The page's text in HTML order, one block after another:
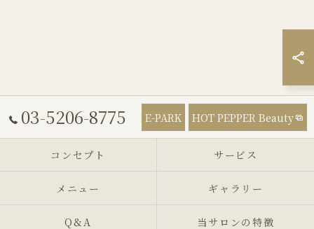
03-5206-8775 E-PARK HOT PEPPER Beauty
コンセプト サービス
メニュー ギャラリー
Q&A 当サロンの特徴